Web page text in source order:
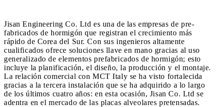
Jisan Engineering Co. Ltd es una de las empresas de pre-
fabricados de hormigón que registran el crecimiento más
rápido de Corea del Sur. Con sus ingenieros altamente
cualificados ofrece soluciones llave en mano gracias al uso
generalizado de elementos prefabricados de hormigón; esto
incluye la planificación, el diseño, la producción y el montaje.
La relación comercial con MCT Italy se ha visto fortalecida
gracias a la tercera instalación que se ha adquirido a lo largo
de los últimos cuatro años: en esta ocasión, Jisan Co. Ltd se
adentra en el mercado de las placas alveolares pretensadas.